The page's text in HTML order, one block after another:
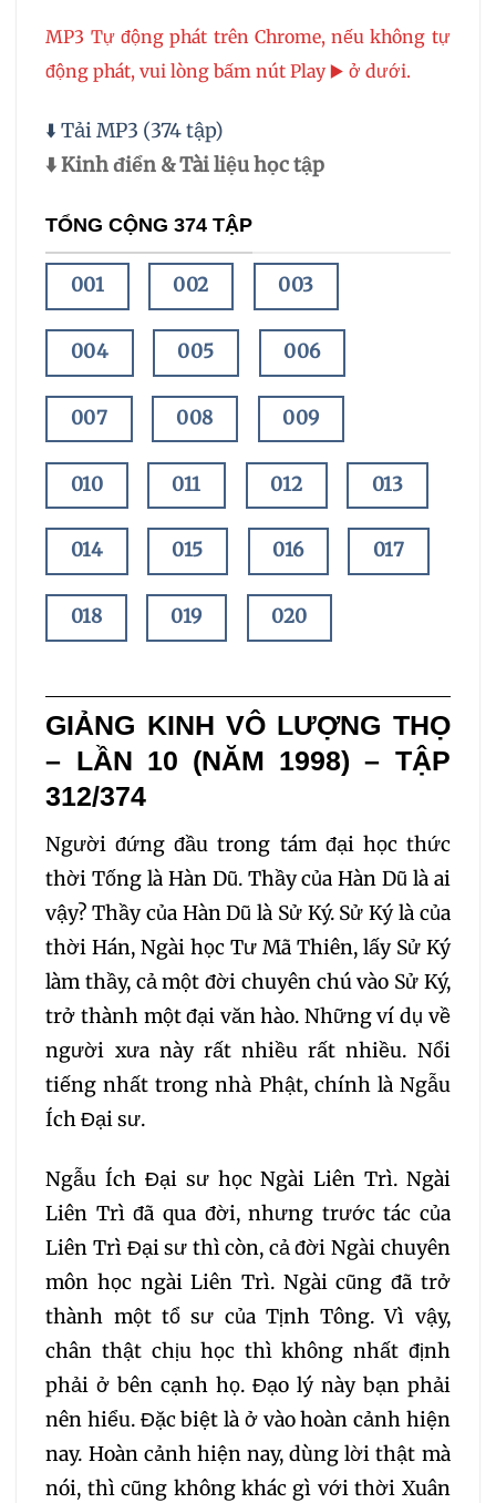
MP3 Tự động phát trên Chrome, nếu không tự
động phát, vui lòng bấm nút Play ▶️ ở dưới.
⬇️ Tải MP3 (374 tập)
⬇️ Kinh điển & Tài liệu học tập
TỔNG CỘNG 374 TẬP
001 002 003
004 005 006
007 008 009
010 011 012 013
014 015 016 017
018 019 020
024 025 026
027
030 031 032
033 034 035
036 037 038
039 040 041
045 046 047
048 049 050
051 052 053
054 055 056
057 058 059
GIẢNG KINH VÔ LƯỢNG THỌ
– LẦN 10 (NĂM 1998) – TẬP
312/374
Người đứng đầu trong tám đại học thức
thời Tống là Hàn Dũ. Thầy của Hàn Dũ là ai
vậy? Thầy của Hàn Dũ là Sử Ký. Sử Ký là của
thời Hán, Ngài học Tư Mã Thiên, lấy Sử Ký
làm thầy, cả một đời chuyên chú vào Sử Ký,
trở thành một đại văn hào. Những ví dụ về
người xưa này rất nhiều rất nhiều. Nổi
tiếng nhất trong nhà Phật, chính là Ngẫu
Ích Đại sư.
Ngẫu Ích Đại sư học Ngài Liên Trì. Ngài
Liên Trì đã qua đời, nhưng trước tác của
Liên Trì Đại sư thì còn, cả đời Ngài chuyên
môn học ngài Liên Trì. Ngài cũng đã trở
thành một tổ sư của Tịnh Tông. Vì vậy,
chân thật chịu học thì không nhất định
phải ở bên cạnh họ. Đạo lý này bạn phải
nên hiểu. Đặc biệt là ở vào hoàn cảnh hiện
nay. Hoàn cảnh hiện nay, dùng lời thật mà
nói, thì cũng không khác gì với thời Xuân